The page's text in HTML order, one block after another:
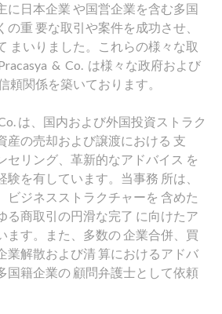
に日本企業 や国営企業を含む多国
重 要な取引や案件を成功させ、
まいりました。これらの様々な取
& Co. は様々な政府および
頼関係を築いております。
は、国内および外国投資ストラク
産の売却および譲渡における 支
セリング、革新的なアドバイス を
を有しています。当事務 所は、
ビジネスストラクチャーを 含めた
る商取引の円滑な完了 に向けたア
ます。また、多数の 企業合併、買
業解散および清 算におけるアドバ
国籍企業の 顧問弁護士として依頼